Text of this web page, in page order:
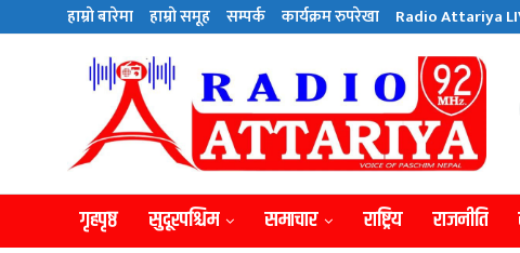
हाम्राे बारेमा हाम्राे समूह सम्पर्क कार्यक्रम रुपरेखा Radio Attariya
गृहपृष्ठ सुदूरपश्चिम समाचार राष्ट्रिय राजनीति